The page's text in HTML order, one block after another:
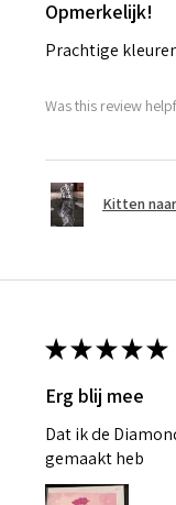
Opmerkelijk!
Prachtige
Was this review
Kitten
★★★★★
Erg blij mee
Dat ik de
gemaakt heb